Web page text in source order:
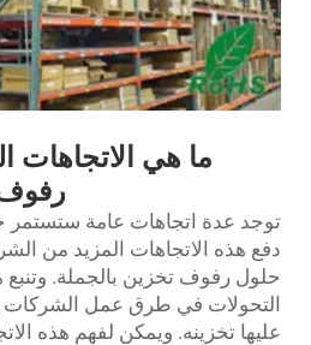
ما هي الاتجاهات
رفوف
دفع هذه الاتجاهات المزيد من
حلول رفوف تخزين بالجملة. وتنبع
التحولات في طرق عمل الشركات
عليها تخزينه. ويمكن لفهم هذه